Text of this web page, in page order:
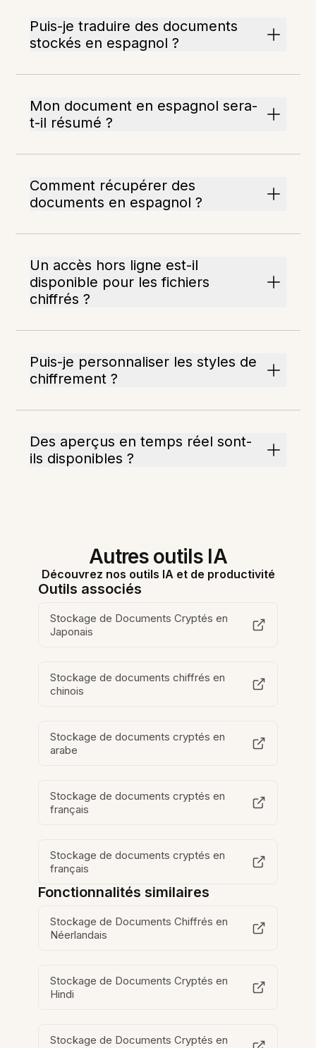
Puis-je traduire des documents
stockés en espagnol ?
Mon document en espagnol sera-
t-il résumé ?
Comment récupérer des
documents en espagnol ?
Un accès hors ligne est-il
disponible pour les fichiers
chiffrés ?
Puis-je personnaliser les styles de
chiffrement ?
Des aperçus en temps réel sont-
ils disponibles ?
Autres outils IA
Découvrez nos outils IA et de productivité
Outils associés
Stockage de Documents Cryptés en
Japonais
Stockage de documents chiffrés en
chinois
Stockage de documents cryptés en
arabe
Stockage de documents cryptés en
français
Stockage de documents cryptés en
français
Fonctionnalités similaires
Stockage de Documents Chiffrés en
Néerlandais
Stockage de Documents Cryptés en
Hindi
Stockage de Documents Cryptés en